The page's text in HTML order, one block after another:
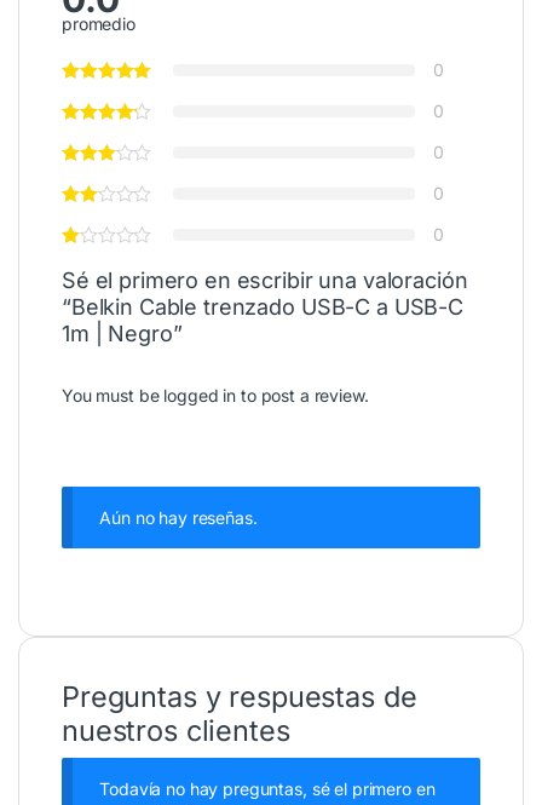
promedio
0
0
0
0
0
Sé el primero en escribir una valoración
“Belkin Cable trenzado USB-C a USB-C
1m | Negro”
You must be logged in to post a review.
Aún no hay reseñas.
Preguntas y respuestas de
nuestros clientes
Todavía no hay preguntas, sé el primero en